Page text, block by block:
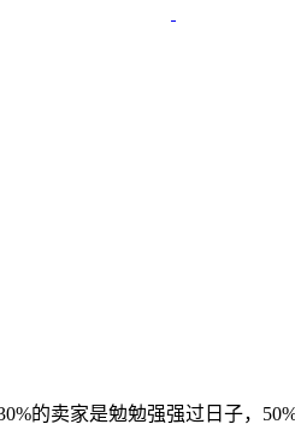
的卖家是勉勉强强过日子，